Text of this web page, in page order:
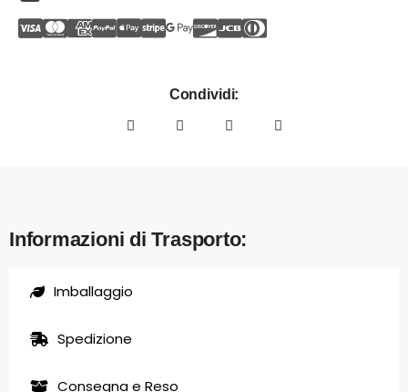
Condividi:
Informazioni di Trasporto:
Imballaggio
Spedizione
Consegna e Reso